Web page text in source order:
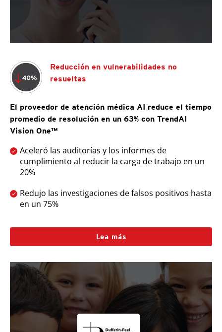
Reducción en vulnerabilidades no
resueltas
El proveedor de atención médica AI reduce el tiempo
promedio de resolución en un 63% con TrendAI
Vision One™
Aceleró las auditorías y los informes de
cumplimiento al reducir la carga de trabajo en un
20%
Redujo las investigaciones de falsos positivos hasta
en un 75%
Lea más